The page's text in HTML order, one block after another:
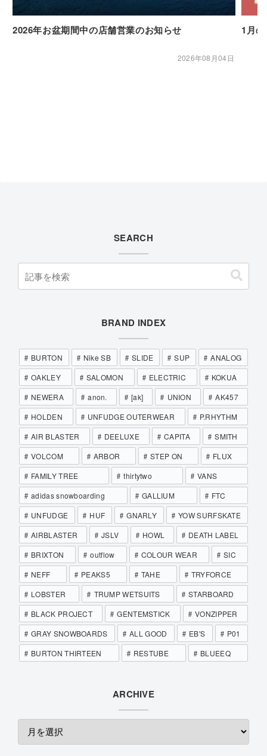
2026年お盆期間中の店舗営業のお知らせ
2026年08月04日
1月
SEARCH
BRAND INDEX
BURTON Nike SB SLIDE SUP
ANALOG
OAKLEY
SALOMON ELECTRIC
KOKUA
NEWERA
anon. [ak] UNION
AK457
HOLDEN
UNFUDGE OUTERWEAR
P.RHYTHM
AIR BLASTER
DEELUXE CAPITA
SMITH
VOLCOM
ARBOR STEP ON
FLUX
FAMILY TREE
thirtytwo
VANS
adidas snowboarding
GALLIUM
FTC
UNFUDGE
HUF GNARLY
YOW SURFSKATE
AIRBLASTER
JSLV HOWL
DEATH LABEL
BRIXTON
outflow COLOUR WEAR
SIC
NEFF
PEAKS5 TAHE
TRYFORCE
LOBSTER
TRUMP WETSUITS
STARBOARD
BLACK PROJECT
GENTEMSTICK
VONZIPPER
GRAY SNOWBOARDS
ALL GOOD EB'S
P01
BURTON THIRTEEN
RESTUBE BLUEEQ
ARCHIVE